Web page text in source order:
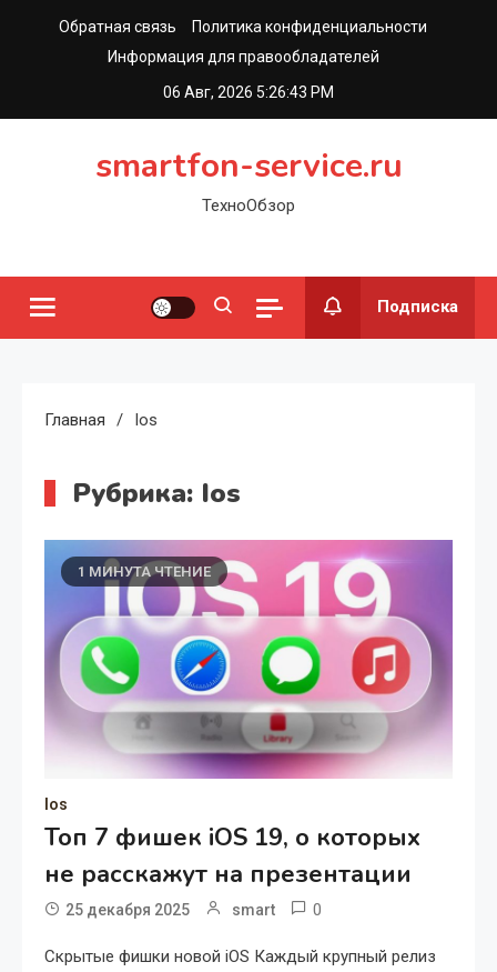
Обратная связь
Политика конфиденциальности
Информация для правообладателей
06 Авг, 2026 5:26:44 PM
smartfon-service.ru
ТехноОбзор
Подписка
Главная Ios
Рубрика: Ios
1 МИНУТА ЧТЕНИЕ
Ios
Топ 7 фишек iOS 19, о которых
не расскажут на презентации
25 декабря 2025 smart 0
Скрытые фишки новой iOS Каждый крупный релиз